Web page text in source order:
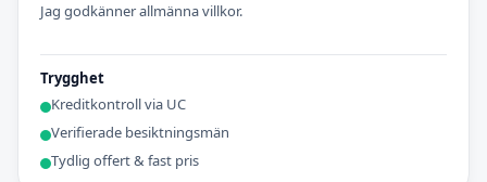
Jag godkänner allmänna villkor.
Trygghet
Kreditkontroll via UC
Verifierade besiktningsmän
Tydlig offert & fast pris